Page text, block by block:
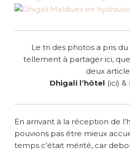
Le tri des photos a pris du
tellement à partager ici,
deux
Dhigali l’hôtel (ici) &
En arrivant à la réception de
pouvions pas être mieux
temps c’était mérité, car